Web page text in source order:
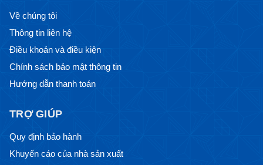
Về chúng tôi
Thông tin liên hệ
Điều khoản và điều kiện
Chính sách bảo mật thông tin
Hướng dẫn thanh toán
TRỢ GIÚP
Quy định bảo hành
Khuyến cáo của nhà sản xuất